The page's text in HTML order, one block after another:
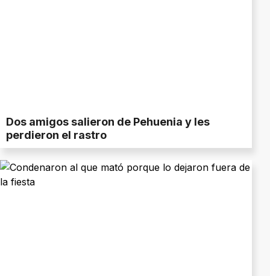
Dos amigos salieron de Pehuenia y les
perdieron el rastro